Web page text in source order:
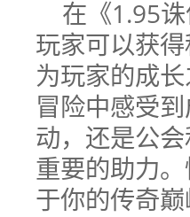
在《1.95
玩家可以获
为玩家的成
冒险中感受
动，还是公
重要的助力
于你的传奇巅